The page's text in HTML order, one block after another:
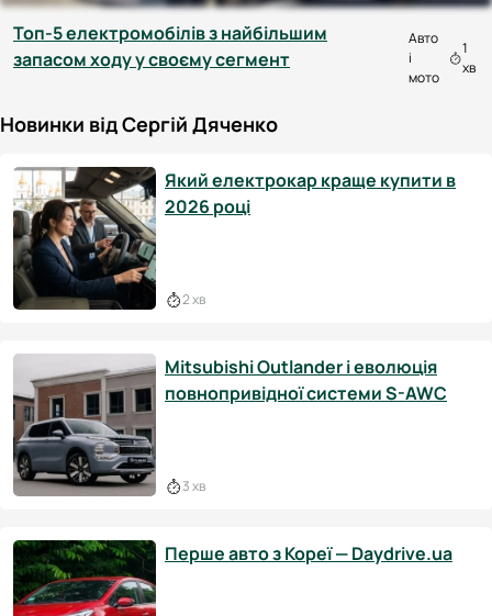
Топ-5 електромобілів з найбільшим
запасом ходу у своєму сегмент
Авто
і
мото
1
хв
Новинки від Сергій Дяченко
Який електрокар краще купити в
2026 році
2 хв
Mitsubishi Outlander і еволюція
повнопривідної системи S-AWC
3 хв
Перше авто з Кореї — Daydrive.ua